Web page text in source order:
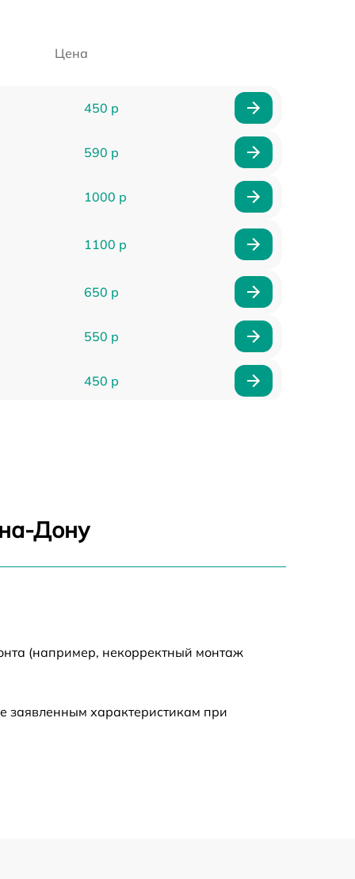
Цена
450 р
590 р
1000 р
1100 р
650 р
550 р
450 р
1550 р
650 р
Дону
(например, некорректный монтаж
заявленным характеристикам при